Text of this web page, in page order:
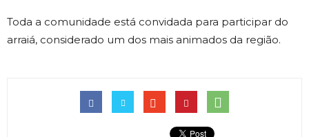
Toda a comunidade está convidada para participar do
arraiá, considerado um dos mais animados da região.